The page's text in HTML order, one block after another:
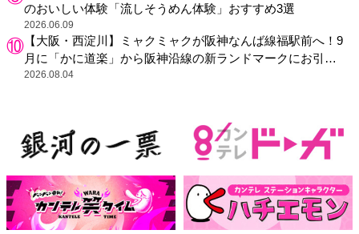
のおいしい体験「流しそうめん体験」おすすめ3選
2026.06.09
【大阪・西淀川】ミャクミャクが阪神なんば線福駅前へ！9
月に「かに道楽」から阪神沿線の新ランドマークにお引っ
越し
2026.08.04